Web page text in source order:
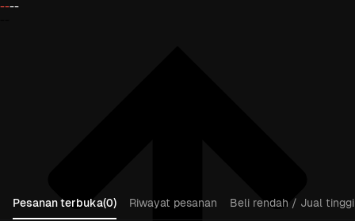
----
Pesanan terbuka(0) Riwayat pesanan
Beli rendah / Jual tinggi